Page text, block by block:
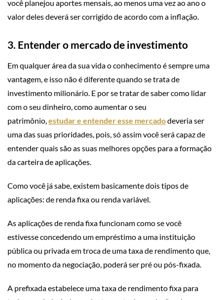
você planejou aportes mensais, ao menos uma vez ao ano o
valor deles deverá ser corrigido de acordo com a inflação.
3. Entender o mercado de investimento
Em qualquer área da sua vida o conhecimento é sempre uma
vantagem, e isso não é diferente quando se trata de
investimento milionário. E por se tratar de saber como lidar
com o seu dinheiro, como aumentar o seu
patrimônio,estudar e entender esse mercadodeveria ser
uma das suas prioridades, pois, só assim você será capaz de
entender quais são as suas melhores opções para a formação
da carteira de aplicações.
Como você já sabe, existem basicamente dois tipos de
aplicações: de renda fixa ou renda variável.
As aplicações de renda fixa funcionam como se você
estivesse concedendo um empréstimo a uma instituição
pública ou privada em troca de uma taxa de rendimento que,
no momento da negociação, poderá ser pré ou pós-fixada.
A prefixada estabelece uma taxa de rendimento fixa para